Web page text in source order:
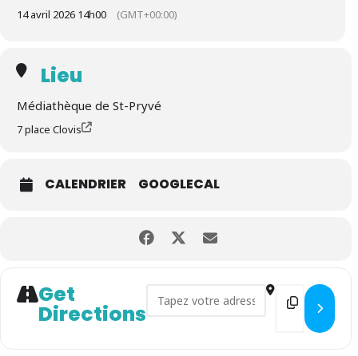
14 avril 2026 14h00 (GMT+00:00)
Lieu
Médiathèque de St-Pryvé
7 place Clovis
CALENDRIER GOOGLECAL
Get
Directions
Address - ESCAPE GAME :
Destination